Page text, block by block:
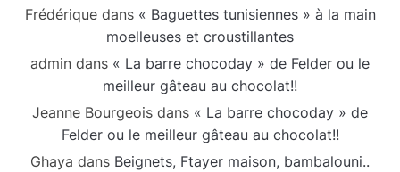
Frédériquedans « Baguettes tunisiennes » à la main
moelleuses et croustillantes
admin dans « La barre chocoday » de Felder ou le
meilleur gâteau au chocolat!!
Jeanne Bourgeois dans « La barre chocoday » de
Felder ou le meilleur gâteau au chocolat!!
Ghaya dans Beignets, Ftayer maison, bambalouni..